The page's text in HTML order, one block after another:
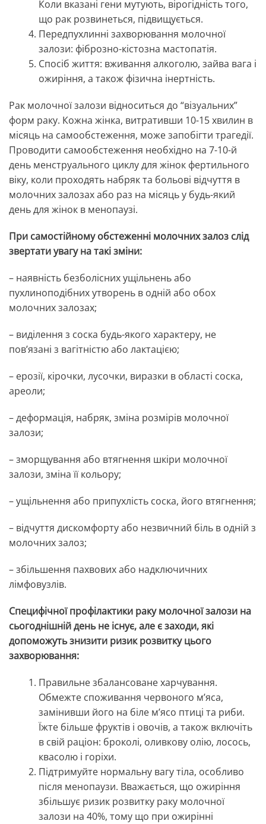
Коли вказані гени мутують, вірогідність того,
що рак розвинеться, підвищується.
Передпухлинні захворювання молочної
залози: фіброзно-кістозна мастопатія.
Спосіб життя: вживання алкоголю, зайва вага і
ожиріння, а також фізична інертність.
Рак молочної залози відноситься до “візуальних”
форм раку. Кожна жінка, витративши 10-15 хвилин в
місяць на самообстеження, може запобігти трагедії.
Проводити самообстеження необхідно на 7-10-й
день менструального циклу для жінок фертильного
віку, коли проходять набряк та больові відчуття в
молочних залозах або раз на місяць у будь-який
день для жінок в менопаузі.
При самостійному обстеженні молочних залоз слід
звертати увагу на такі зміни:
– наявність безболісних ущільнень або
пухлиноподібних утворень в одній або обох
молочних залозах;
– виділення з соска будь-якого характеру, не
пов’язані з вагітністю або лактацією;
– ерозії, кірочки, лусочки, виразки в області соска,
ареоли;
– деформація, набряк, зміна розмірів молочної
залози;
– зморщування або втягнення шкіри молочної
залози, зміна її кольору;
– ущільнення або припухлість соска, його втягнення;
– відчуття дискомфорту або незвичний біль в одній з
молочних залоз;
– збільшення пахвових або надключичних
лімфовузлів.
Специфічної профілактики раку молочної залози на
сьогоднішній день не існує, але є заходи, які
допоможуть знизити ризик розвитку цього
захворювання:
Правильне збалансоване харчування.
Обмежте споживання червоного м’яса,
замінивши його на біле м’ясо птиці та риби.
Їжте більше фруктів і овочів, а також включіть
в свій раціон: броколі, оливкову олію, лосось,
квасолю і горіхи.
Підтримуйте нормальну вагу тіла, особливо
після менопаузи. Вважається, що ожиріння
збільшує ризик розвитку раку молочної
залози на 40%, тому що при ожирінні